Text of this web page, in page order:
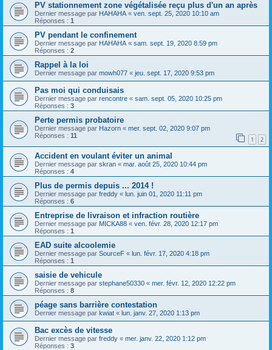
PV stationnement zone végétalisée reçu plus d'un an après
Dernier message par HAHAHA « ven. sept. 25, 2020 10:10 am
Réponses : 1
PV pendant le confinement
Dernier message par HAHAHA « sam. sept. 19, 2020 8:59 pm
Réponses : 2
Rappel à la loi
Dernier message par mowh077 « jeu. sept. 17, 2020 9:53 pm
Pas moi qui conduisais
Dernier message par rencontre « sam. sept. 05, 2020 10:25 pm
Réponses : 3
Perte permis probatoire
Dernier message par Hazorn « mer. sept. 02, 2020 9:07 pm
Réponses : 11 1 2
Accident en voulant éviter un animal
Dernier message par skran « mar. août 25, 2020 10:44 pm
Réponses : 4
Plus de permis depuis ... 2014 !
Dernier message par freddy « lun. juin 01, 2020 11:11 pm
Réponses : 6
Entreprise de livraison et infraction routière
Dernier message par MICKA88 « ven. févr. 28, 2020 12:17 pm
Réponses : 1
EAD suite alcoolemie
Dernier message par SourceF « lun. févr. 17, 2020 4:18 pm
Réponses : 1
saisie de vehicule
Dernier message par stephane50330 « mer. févr. 12, 2020 12:22 pm
Réponses : 8
péage sans barrière contestation
Dernier message par kwiat « lun. janv. 27, 2020 1:13 pm
Bac excès de vitesse
Dernier message par freddy « mer. janv. 22, 2020 1:12 pm
Réponses : 3